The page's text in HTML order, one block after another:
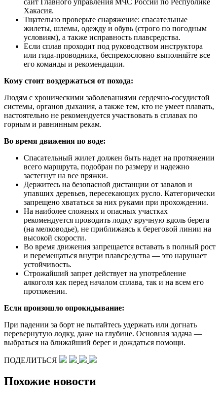
Хакасия.
Тщательно проверьте снаряжение: спасательные
жилеты, шлемы, одежду и обувь (строго по погодным
условиям), а также исправность плавсредства.
Если сплав проходит под руководством инструктора
или гида-проводника, беспрекословно выполняйте все
его команды и рекомендации.
Кому стоит воздержаться от похода:
Людям с хроническими заболеваниями сердечно-сосудистой
системы, органов дыхания, а также тем, кто не умеет плавать,
настоятельно не рекомендуется участвовать в сплавах по
горным и равнинным рекам.
Во время движения по воде:
Спасательный жилет должен быть надет на протяжении
всего маршрута, подобран по размеру и надежно
застегнут на все пряжки.
Держитесь на безопасной дистанции от завалов и
упавших деревьев, пересекающих русло. Категорически
запрещено хвататься за них руками при прохождении.
На наиболее сложных и опасных участках
рекомендуется проводить лодку вручную вдоль берега
(на мелководье), не приближаясь к береговой линии на
высокой скорости.
Во время движения запрещается вставать в полный рост
и перемещаться внутри плавсредства — это нарушает
устойчивость.
Строжайший запрет действует на употребление
алкоголя как перед началом сплава, так и на всем его
протяжении.
Если произошло опрокидывание:
При падении за борт не пытайтесь удержать или догнать
перевернутую лодку, даже на глубине. Основная задача —
выбраться на ближайший берег и дождаться помощи.
ПОДЕЛИТЬСЯ
Похожие новости